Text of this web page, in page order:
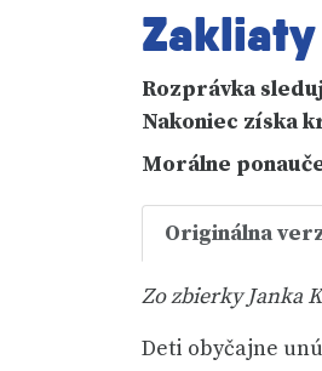
Rozprávka
Nakoniec získa
Morálne
Originálna
Zo zbierky Janka
Deti obyčajne